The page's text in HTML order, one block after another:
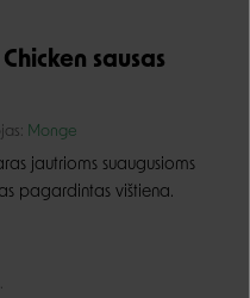
sausas
Monge
jautrioms suaugusioms
pagardintas vištiena.